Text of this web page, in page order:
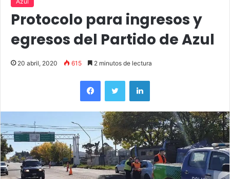
Protocolo para ingresos y
egresos del Partido de Azul
20 abril, 2020 615 2 minutos de lectura